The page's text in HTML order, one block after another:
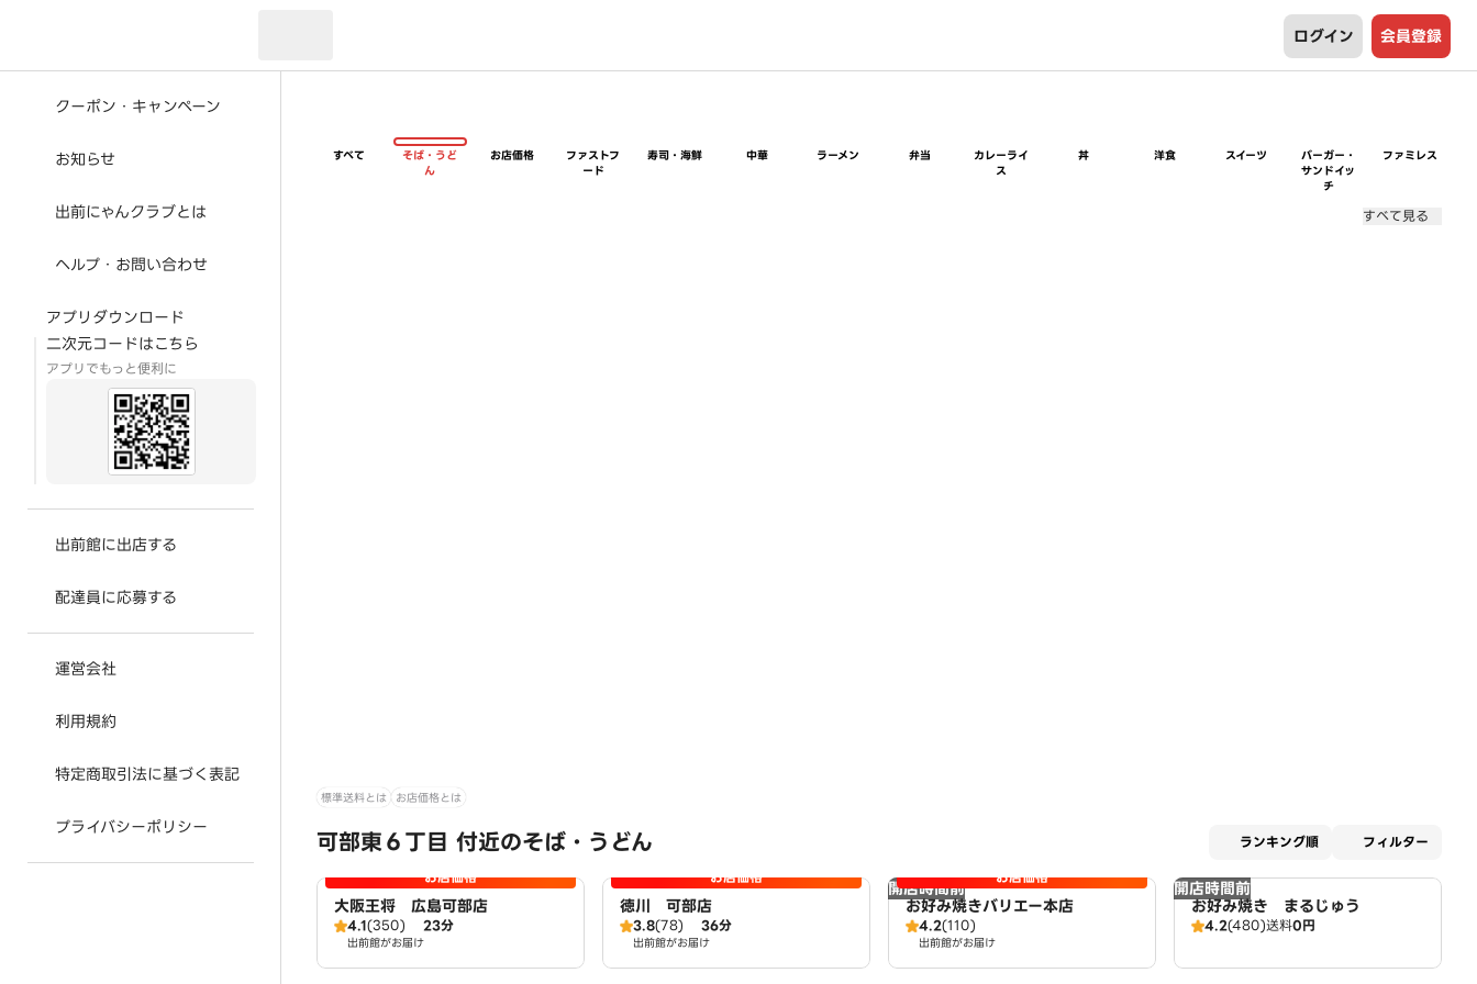
ログイン 会員登録
クーポン・キャンペーン
お知らせ
出前にゃんクラブとは
ヘルプ・お問い合わせ
アプリダウンロード
二次元コードはこちら
アプリでもっと便利に
出前館に出店する
配達員に応募する
運営会社
利用規約
特定商取引法に基づく表記
プライバシーポリシー
すべて
そば・うど
ん
お店価格
ファストフ
ード
寿司・海鮮 中華 ラーメン 弁当
カレーライ
ス
丼 洋食 スイーツ
バーガー・
サンドイッ
チ
ファミレス
すべて見る
標準送料とは お店価格とは
可部東６丁目 付近のそば・うどん ランキング順 フィルター
お店価格
大阪王将 広島可部店
4.1(350) 23分
出前館がお届け
お店価格
徳川 可部店
3.8(78) 36分
出前館がお届け
開店時間前 お店価格
お好み焼きバリエー本店
4.2(110)
出前館がお届け
開店時間前
お好み焼き まるじゅう
4.2(480)送料0円